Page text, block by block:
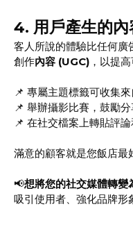
4. 用戶產生的
客人所說的體驗比任何廣
創作內容 (UGC) ，以提
📌 專屬主題標籤可收集來
📌 舉辦攝影比賽，鼓勵分
📌 在社交檔案上轉貼評論
滿意的顧客就是您飯店最
📢想將您的社交媒體轉變
吸引使用者、強化品牌形